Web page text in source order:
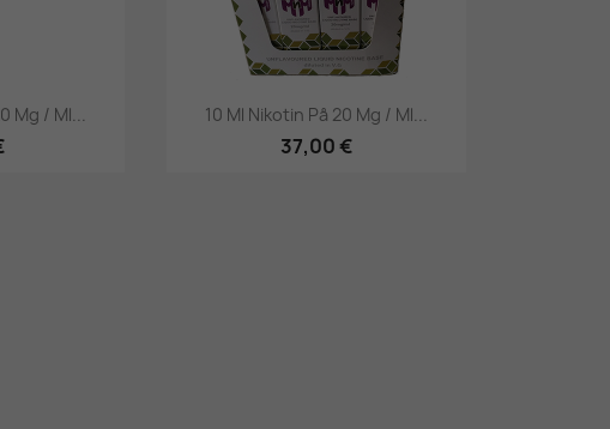
Mg / Ml... Hurtigsyning
10 Ml Nikotin På 20 Mg / Ml...
37,00 €